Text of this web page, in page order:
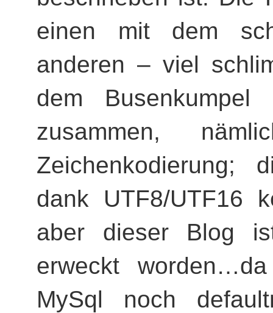
einen mit dem
anderen – viel
dem Busenkumpel
zusammen,
Zeichenkodierung;
dank UTF8/UTF16
aber dieser Blog
erweckt
MySql noch